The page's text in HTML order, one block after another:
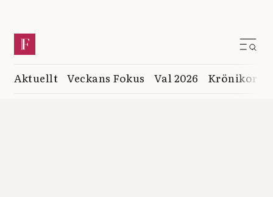
Aktuellt Veckans Fokus Val 2026 Krönikor